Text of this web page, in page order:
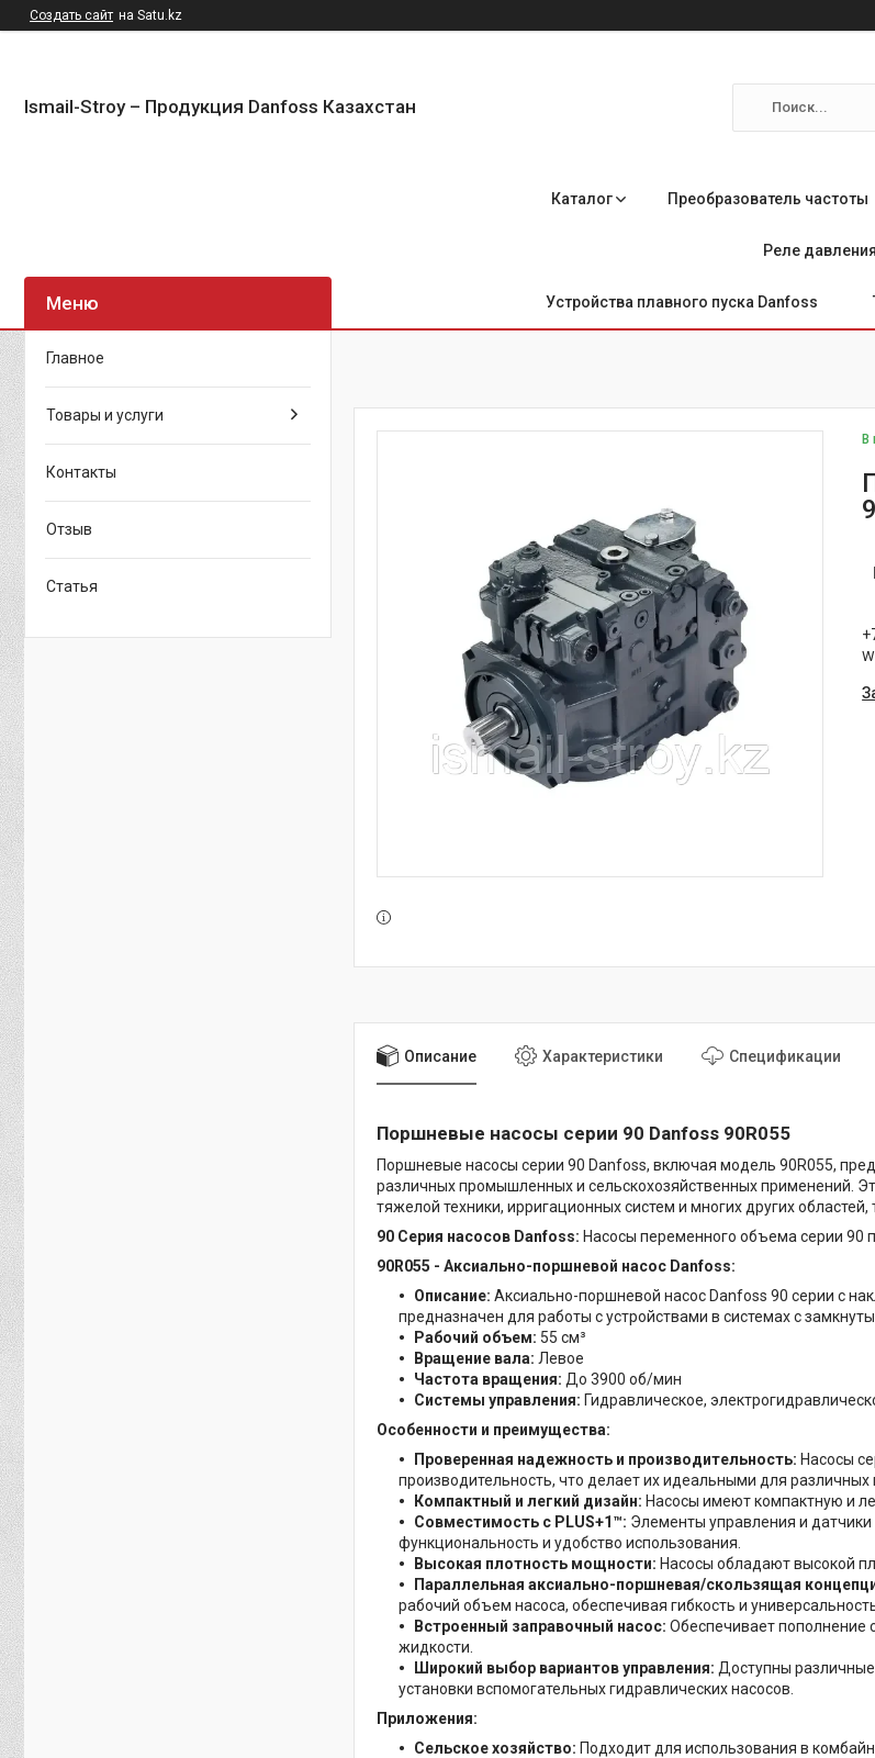
Создать сайт на Satu.kz
Ismail-Stroy – Продукция Danfoss Казахстан
Каталог Преобразователь частоты
Реле давления
Устройства плавного пуска Danfoss
В
Описание Характеристики Спецификации
Поршневые насосы серии 90 Danfoss 90R055
Поршневые насосы серии 90 Danfoss, включая модель 90R055,
различных промышленных и сельскохозяйственных применений.
тяжелой техники, ирригационных систем и многих других
90 Серия насосов Danfoss: Насосы переменного объема серии 90
90R055 - Аксиально-поршневой насос Danfoss:
Описание: Аксиально-поршневой насос Danfoss 90 серии с
предназначен для работы с устройствами в системах с
Рабочий объем: 55 см³
Вращение вала: Левое
Частота вращения: До 3900 об/мин
Системы управления: Гидравлическое,
Особенности и преимущества:
Проверенная надежность и производительность: Насосы
производительность, что делает их идеальными для различных
Компактный и легкий дизайн: Насосы имеют компактную и
Совместимость с PLUS+1™: Элементы управления и датчики
функциональность и удобство использования.
Высокая плотность мощности: Насосы обладают высокой
Параллельная аксиально-поршневая/скользящая
рабочий объем насоса, обеспечивая гибкость и
Встроенный заправочный насос: Обеспечивает пополнение
жидкости.
Широкий выбор вариантов управления: Доступны
установки вспомогательных гидравлических насосов.
Приложения:
Сельское хозяйство: Подходит для использования в
Главное
Товары и услуги
Контакты
Отзыв
Статья